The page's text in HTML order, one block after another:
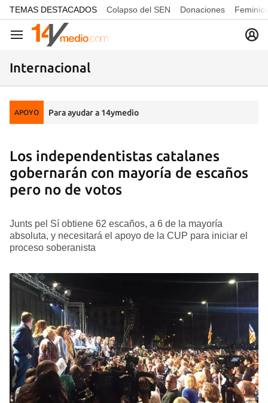
common.go-to-content
TEMAS DESTACADOS Colapso del SEN Donaciones
Navegación
Internacional
APOYO Para ayudar a 14ymedio
Los independentistas catalanes
gobernarán con mayoría de escaños
pero no de votos
Junts pel Sí obtiene 62 escaños, a 6 de la mayoría
absoluta, y necesitará el apoyo de la CUP para iniciar el
proceso soberanista